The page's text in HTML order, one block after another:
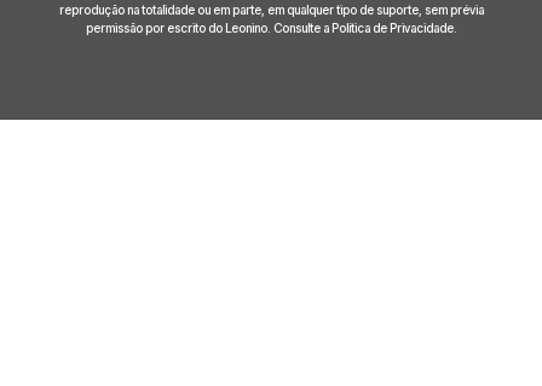
reprodução na totalidade ou em parte, em qualquer tipo de suporte, sem prévia
permissão por escrito do Leonino. Consulte a Política de Privacidade.